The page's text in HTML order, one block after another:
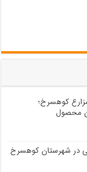
کوهسرخ؛